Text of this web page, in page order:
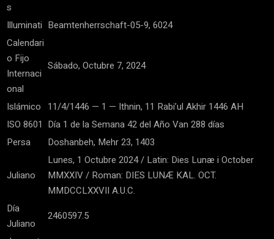
s
Illuminati Beamtenherrschaft-05-9, 6024
Calendari
o Fijo
Internaci
onal
Sábado, Octubre 7, 2024
Islámico 11/4/1446 — 1 — Ithnin, 11 Rabi’ul Akhir 1446 AH
ISO 8601 Día 1 de la Semana 42 del Año Van 288 días
Persa
Doshanbeh, Mehr 23, 1403
Juliano
Lunes, 1 Octubre 2024 / Latin: Dies Lunæ i October
MMXXIV / Roman: DIES LUNÆ KAL. OCT.
MMDCCLXXVII A.U.C.
Día
Juliano
2460597.5